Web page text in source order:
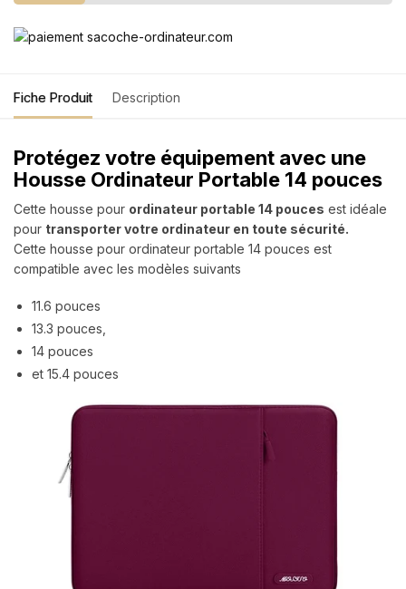
Fiche Produit Description
Protégez votre équipement avec une
Housse Ordinateur Portable 14 pouces
Cette housse pour ordinateur portable 14 pouces est idéale
pour transporter votre ordinateur en toute sécurité.
Cette housse pour ordinateur portable 14 pouces est
compatible avec les modèles suivants
11.6 pouces
13.3 pouces,
14 pouces
et 15.4 pouces